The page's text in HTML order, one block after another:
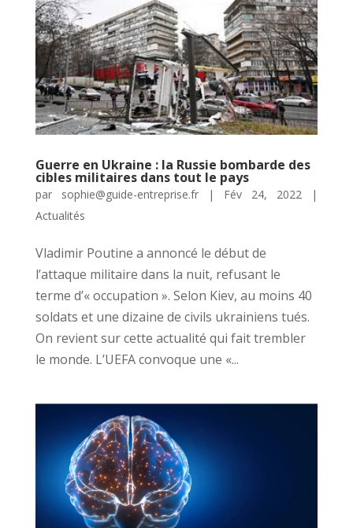
Guerre en Ukraine : la Russie bombarde des
cibles militaires dans tout le pays
par sophie@guide-entreprise.fr| Fév 24, 2022 |
Actualités
Vladimir Poutine a annoncé le début de
l’attaque militaire dans la nuit, refusant le
terme d’« occupation ». Selon Kiev, au moins 40
soldats et une dizaine de civils ukrainiens tués.
On revient sur cette actualité qui fait trembler
le monde. L’UEFA convoque une «...